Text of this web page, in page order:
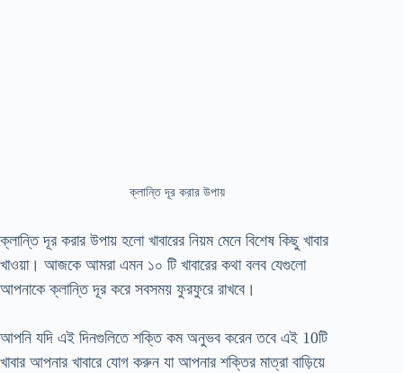
ক্লান্তি দূর করার উপায়
ক্লান্তি দূর করার উপায় হলো খাবারের নিয়ম মেনে বিশেষ কিছু খাবার
খাওয়া। আজকে আমরা এমন ১০ টি খাবারের কথা বলব যেগুলো
আপনাকে ক্লান্তি দূর করে সবসময় ফুরফুরে রাখবে।
আপনি যদি এই দিনগুলিতে শক্তি কম অনুভব করেন তবে এই 10টি
খাবার আপনার খাবারে যোগ করুন যা আপনার শক্তির মাত্রা বাড়িয়ে